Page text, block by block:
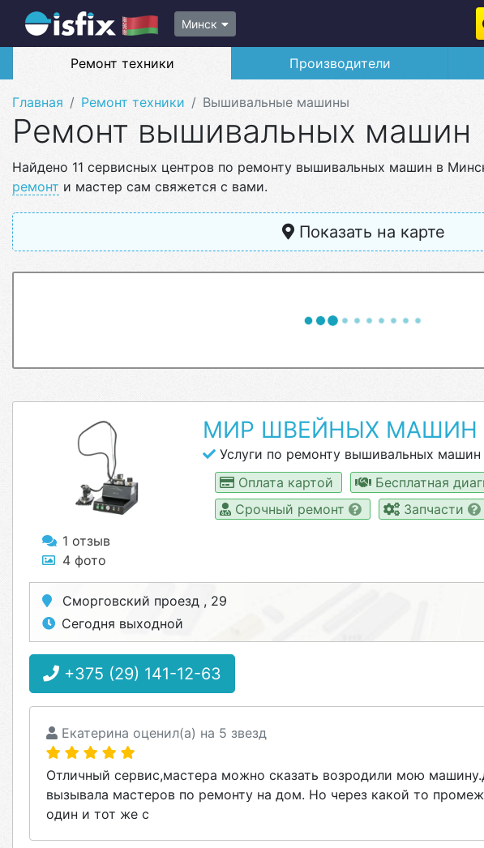
Минск
Ремонт техники Производители
Главная Ремонт техники Вышивальные машины
Ремонт вышивальных машин
Найдено 11 сервисных центров по ремонту вышивальных машин в
ремонт и мастер сам свяжется с вами.
Показать на карте
1 отзыв
4 фото
МИР ШВЕЙНЫХ МАШИН
Услуги по ремонту вышивальных машин
Оплата картой
Бесплатная
Срочный ремонт
Запчасти
Сморговский проезд , 29
Сегодня выходной
+375 (29) 141-12-63
Екатерина оценил(а) на 5 звезд
Отличный сервис,мастера можно сказать возродили мою
вызывала мастеров по ремонту на дом. Но через какой то
один и тот же с